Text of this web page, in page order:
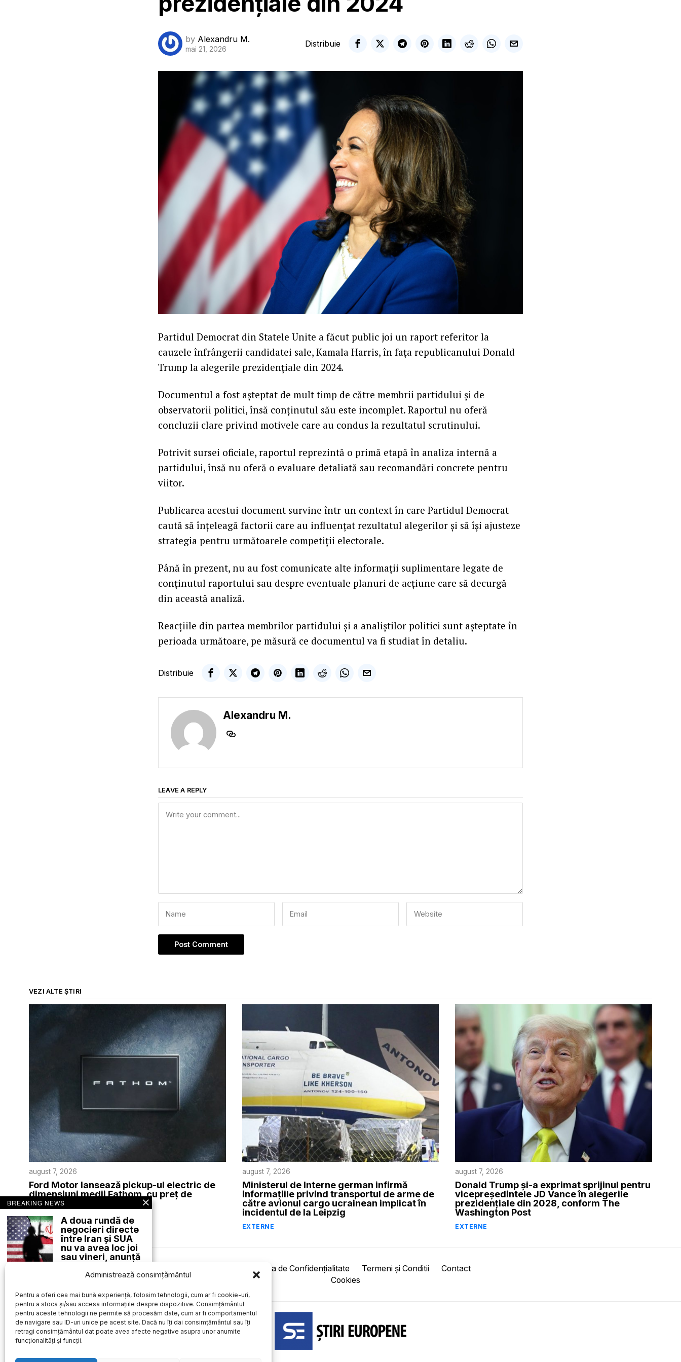
Administrează consimțământul
Pentru a oferi cea mai bună experiență, folosim tehnologii, cum ar fi cookie-uri,
pentru a stoca și/sau accesa informațiile despre dispozitive. Consimțământul
pentru aceste tehnologii ne permite să procesăm date, cum ar fi comportamentul
de navigare sau ID-uri unice pe acest site. Dacă nu îți dai consimțământul sau îți
retragi consimțământul dat poate avea afecte negative asupra unor anumite
funcționalități și funcții.
by Alexandru M.
mai 21, 2026
Distribuie
Partidul Democrat din Statele Unite a făcut public joi un raport referitor la
cauzele înfrângerii candidatei sale, Kamala Harris, în fața republicanului Donald
Trump la alegerile prezidențiale din 2024.
Documentul a fost așteptat de mult timp de către membrii partidului și de
observatorii politici, însă conținutul său este incomplet. Raportul nu oferă
concluzii clare privind motivele care au condus la rezultatul scrutinului.
Potrivit sursei oficiale, raportul reprezintă o primă etapă în analiza internă a
partidului, însă nu oferă o evaluare detaliată sau recomandări concrete pentru
viitor.
Publicarea acestui document survine într-un context în care Partidul Democrat
caută să înțeleagă factorii care au influențat rezultatul alegerilor și să își ajusteze
strategia pentru următoarele competiții electorale.
Până în prezent, nu au fost comunicate alte informații suplimentare legate de
conținutul raportului sau despre eventuale planuri de acțiune care să decurgă
din această analiză.
Reacțiile din partea membrilor partidului și a analiștilor politici sunt așteptate în
perioada următoare, pe măsură ce documentul va fi studiat în detaliu.
Distribuie
Alexandru M.
LEAVE A REPLY
VEZI ALTE ȘTIRI
august 7, 2026
Ford Motor lansează pickup-ul electric de
dimensiuni medii Fathom, cu preț de
pornire de 28.350 de dolari
EXTERNE
august 7, 2026
Ministerul de Interne german infirmă
informațiile privind transportul de arme de
către avionul cargo ucrainean implicat în
incidentul de la Leipzig
EXTERNE
august 7, 2026
Donald Trump și-a exprimat sprijinul pentru
vicepreședintele JD Vance în alegerile
prezidențiale din 2028, conform The
Washington Post
EXTERNE
Politica de Confidențialitate Termeni și Conditii
Contact
Cookies
BREAKING NEWS
A doua rundă de
negocieri directe
între Iran și SUA
nu va avea loc joi
sau vineri, anunță
A doua rundă de
Iran și Statele
12 angajați ai unui
spital olandez au
fost plasați în
carantină după
expunerea la
hantavirus de pe